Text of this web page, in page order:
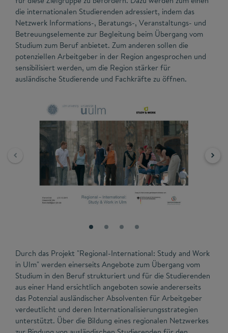
die internationalen Studierenden adressiert, indem das
Netzwerk Informations-, Beratungs-, Veranstaltungs- und
Betreuungselemente zur Begleitung beim Übergang vom
Studium zum Beruf anbietet. Zum anderen sollen die
potenziellen Arbeitgeber in der Region angesprochen und
sensibilisiert werden, um die Region stärker für
ausländische Studierende und Fachkräfte zu öffnen.
Durch das Projekt "Regional-International: Study and Work
in Ulm" werden einerseits Angebote zum Übergang vom
Studium in den Beruf strukturiert und für die Studierenden
aus einer Hand ersichtlich angeboten sowie andererseits
das Potenzial ausländischer Absolventen für Arbeitgeber
verdeutlicht und deren Internationalisierungsstrategien
unterstützt. Über die Bildung eines regionalen Netzwerkes